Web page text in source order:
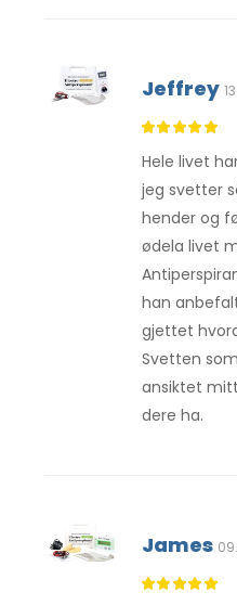
Jeffrey
Hele livet
jeg svetter
hender og
ødela livet
han
gjettet
Svetten
ansiktet
dere ha.
James